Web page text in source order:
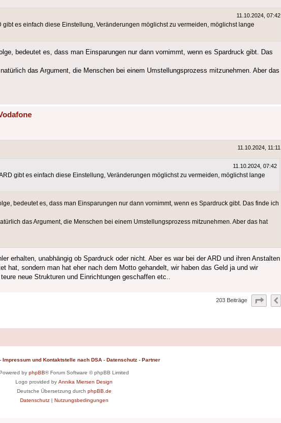
11.10.2024, 07:42
es einfach diese Einstellung, Veränderungen möglichst zu vermeiden, möglichst lange
bedeutet es, dass man Einsparungen nur dann vornimmt, wenn es Spardruck gibt. Das
das Argument, die Menschen bei einem Umstellungsprozess mitzunehmen. Aber das
11.10.2024, 11:11
11.10.2024, 07:42
gibt es einfach diese Einstellung, Veränderungen möglichst zu vermeiden, möglichst lange
bedeutet es, dass man Einsparungen nur dann vornimmt, wenn es Spardruck gibt. Das finde ich
das Argument, die Menschen bei einem Umstellungsprozess mitzunehmen. Aber das hat
erhalten, unabhängig ob Spardruck oder nicht. Aber es war bei der ARD und ihren Anstalten
hat, sondern man hat eher nach dem Motto gehandelt, wir haben das Geld ja und wir
neue Strukturen und Einrichtungen geschaffen etc..
203 Beiträge Seite
- Impressum und Kontaktstelle nach DSA - Datenschutz - Partner
by phpBB® Forum Software © phpBB Limited
Logo provided by Annika Miersen Design
Deutsche Übersetzung durch phpBB.de
Datenschutz| Nutzungsbedingungen